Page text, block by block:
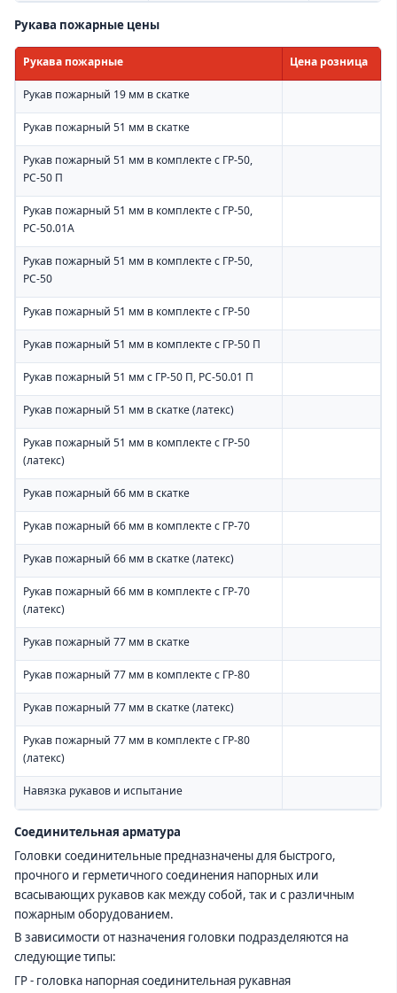
Рукава пожарные цены
Рукава пожарные Цена розница
Рукав пожарный 19 мм в скатке
Рукав пожарный 51 мм в скатке
Рукав пожарный 51 мм в комплекте с ГР-50,
РС-50 П
Рукав пожарный 51 мм в комплекте с ГР-50,
РС-50.01А
Рукав пожарный 51 мм в комплекте с ГР-50,
РС-50
Рукав пожарный 51 мм в комплекте с ГР-50
Рукав пожарный 51 мм в комплекте с ГР-50 П
Рукав пожарный 51 мм с ГР-50 П, РС-50.01 П
Рукав пожарный 51 мм в скатке (латекс)
Рукав пожарный 51 мм в комплекте с ГР-50
(латекс)
Рукав пожарный 66 мм в скатке
Рукав пожарный 66 мм в комплекте с ГР-70
Рукав пожарный 66 мм в скатке (латекс)
Рукав пожарный 66 мм в комплекте с ГР-70
(латекс)
Рукав пожарный 77 мм в скатке
Рукав пожарный 77 мм в комплекте с ГР-80
Рукав пожарный 77 мм в скатке (латекс)
Рукав пожарный 77 мм в комплекте с ГР-80
(латекс)
Навязка рукавов и испытание
Соединительная арматура
Головки соединительные предназначены для быстрого,
прочного и герметичного соединения напорных или
всасывающих рукавов как между собой, так и с различным
пожарным оборудованием.
В зависимости от назначения головки подразделяются на
следующие типы:
ГР - головка напорная соединительная рукавная